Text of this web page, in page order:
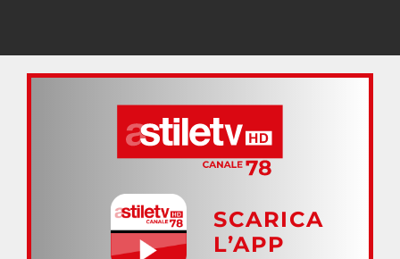
SCARICA
L’APP